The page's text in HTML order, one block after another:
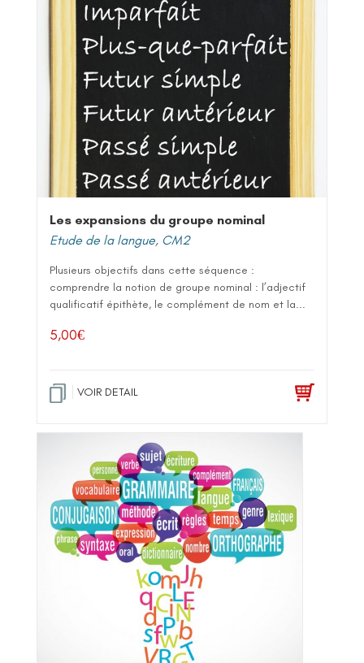
Les expansions du groupe nominal
Etude de la langue, CM2
Plusieurs objectifs dans cette séquence :
comprendre la notion de groupe nominal : l’adjectif
qualificatif épithète, le complément de nom et la...
5,00€
VOIR DETAIL